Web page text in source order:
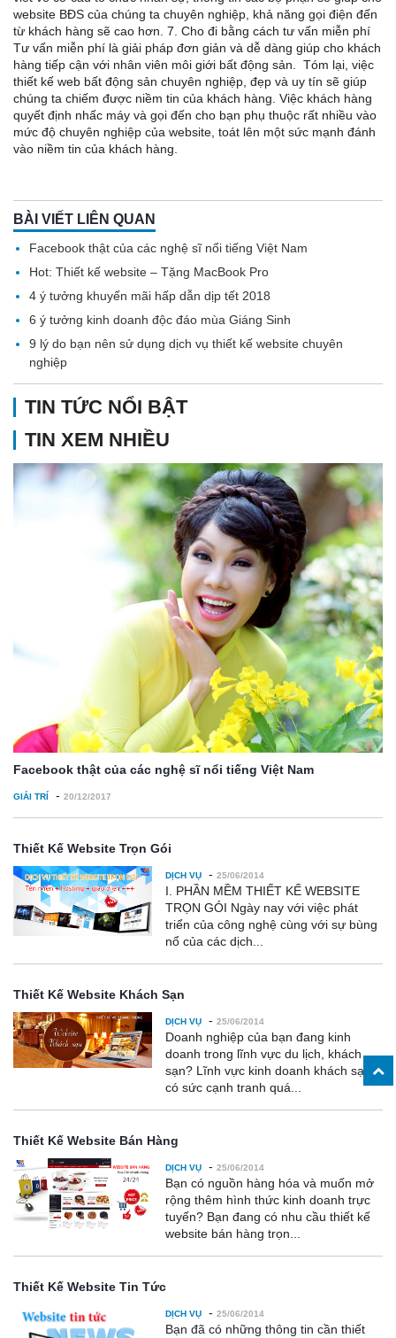
website BĐS của chúng ta chuyên nghiệp, khả năng gọi điện đến
từ khách hàng sẽ cao hơn. 7. Cho đi bằng cách tư vấn miễn phí
Tư vấn miễn phí là giải pháp đơn giản và dễ dàng giúp cho khách
hàng tiếp cận với nhân viên môi giới bất động sản. Tóm lại, việc
thiết kế web bất động sản chuyên nghiệp, đẹp và uy tín sẽ giúp
chúng ta chiếm được niềm tin của khách hàng. Việc khách hàng
quyết định nhấc máy và gọi đến cho bạn phụ thuộc rất nhiều vào
mức độ chuyên nghiệp của website, toát lên một sức mạnh đánh
vào niềm tin của khách hàng.
BÀI VIẾT LIÊN QUAN
Facebook thật của các nghệ sĩ nổi tiếng Việt Nam
Hot: Thiết kế website – Tặng MacBook Pro
4 ý tưởng khuyến mãi hấp dẫn dịp tết 2018
6 ý tưởng kinh doanh độc đáo mùa Giáng Sinh
9 lý do bạn nên sử dụng dịch vụ thiết kế website chuyên
nghiệp
TIN TỨC NỔI BẬT
TIN XEM NHIỀU
Facebook thật của các nghệ sĩ nổi tiếng Việt Nam
GIẢI TRÍ - 20/12/2017
Thiết Kế Website Trọn Gói
DỊCH VỤ - 25/06/2014
I. PHẦN MỀM THIẾT KẾ WEBSITE
TRỌN GÓI Ngày nay với việc phát
triển của công nghệ cùng với sự bùng
nổ của các dịch...
Thiết Kế Website Khách Sạn
DỊCH VỤ - 25/06/2014
Doanh nghiệp của bạn đang kinh
doanh trong lĩnh vực du lịch, khách
sạn? Lĩnh vực kinh doanh khách sạn
có sức cạnh tranh quá...
Thiết Kế Website Bán Hàng
DỊCH VỤ - 25/06/2014
Bạn có nguồn hàng hóa và muốn mở
rộng thêm hình thức kinh doanh trực
tuyến? Bạn đang có nhu cầu thiết kế
website bán hàng trọn...
Thiết Kế Website Tin Tức
DỊCH VỤ - 25/06/2014
Bạn đã có những thông tin cần thiết